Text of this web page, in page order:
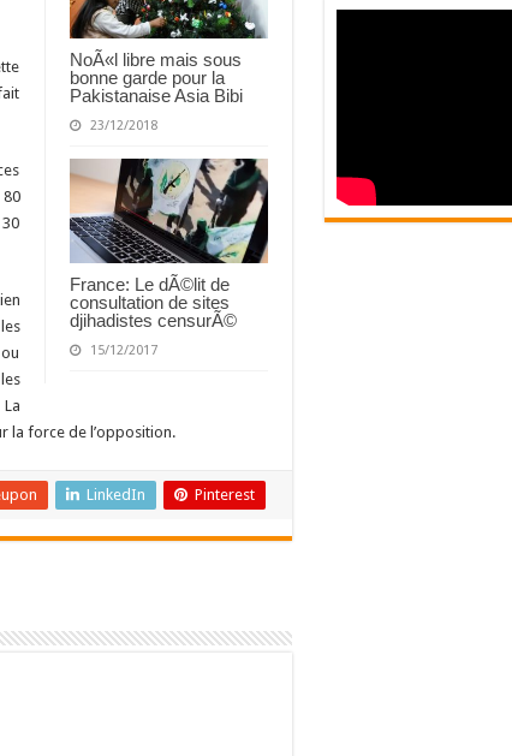
NoÃ«l libre mais sous
bonne garde pour la
Pakistanaise Asia Bibi
23/12/2018
France: Le dÃ©lit de
consultation de sites
djihadistes censurÃ©
15/12/2017
la force de l’opposition.
LinkedIn Pinterest